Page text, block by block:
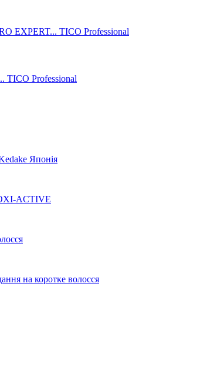
EXPERT... TICO Professional
TICO Professional
Японія
ACTIVE
на коротке волосся